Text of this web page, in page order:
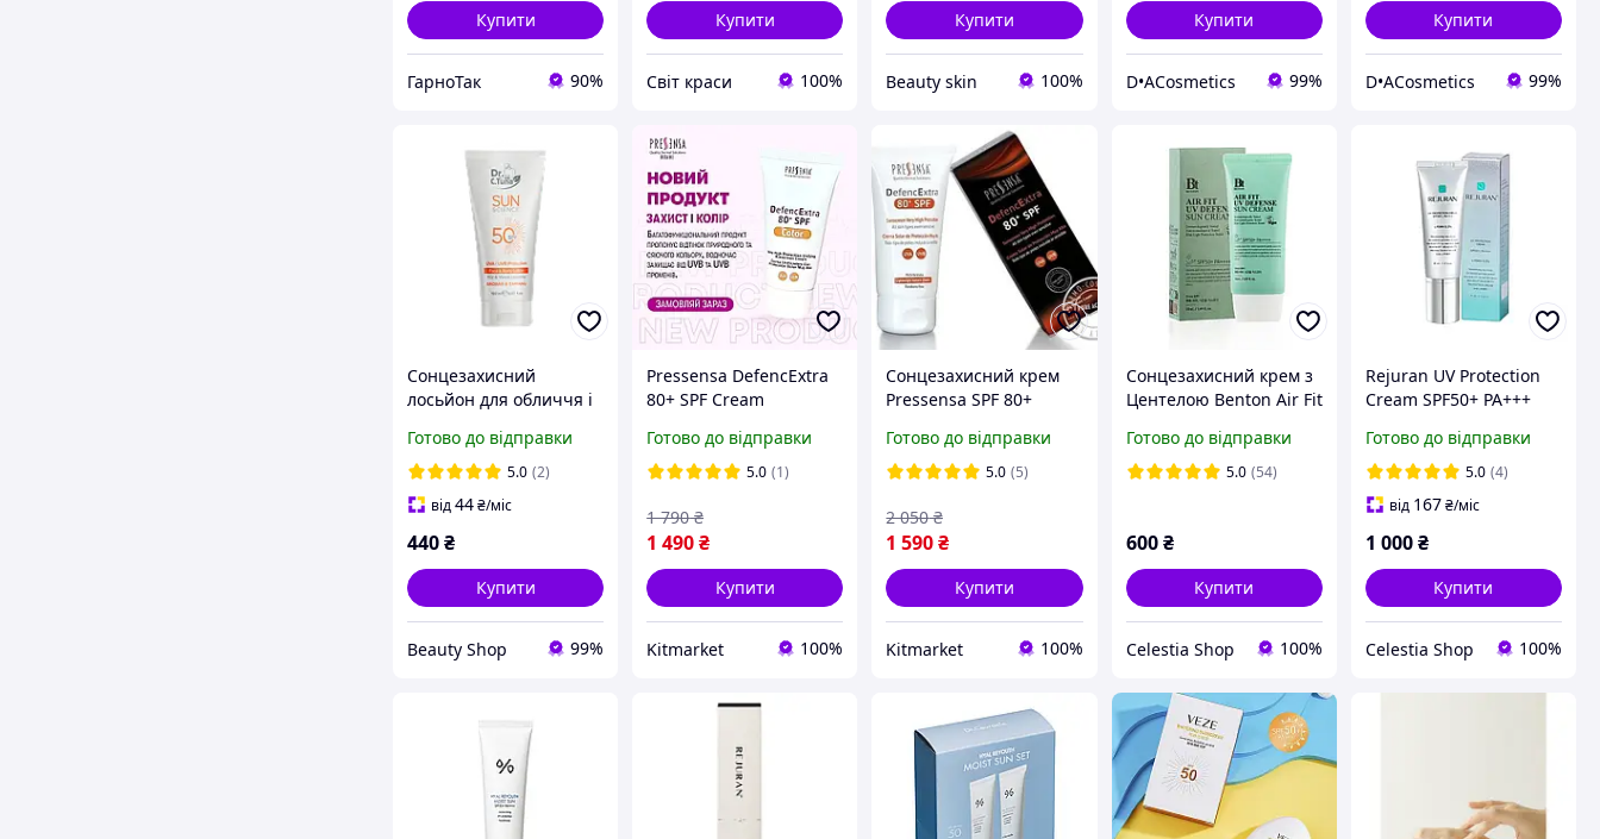
Купити
ГарноТак 90%
Купити
Світ краси 100%
Купити
Beauty skin 100%
Купити
D•ACosmetics 99%
Купити
D•ACosmetics 99%
Сонцезахисний
лосьйон для обличчя і
150 мл Farmasi
Готово до відправки
5.0 (2)
від44₴/міс
440₴
Купити
Beauty Shop 99%
Pressensa DefencExtra
80+ SPF Cream
з високим рівнем
захисту 50 мл
Готово до відправки
5.0 (1)
1 490₴
1 790 ₴
Купити
Kitmarket 100%
Сонцезахисний крем
Pressensa SPF 80+
без білих слідів без
жирного блиску 50мл
Готово до відправки
5.0 (5)
1 590₴
2 050 ₴
Купити
Kitmarket 100%
Сонцезахисний крем з
Центелою Benton Air Fit
SPF50+/PA++++, 50 мл
Готово до відправки
5.0 (54)
600 ₴
Купити
Celestia Shop 100%
Rejuran UV Protection
Cream SPF50+ PA+++
40 мл
Готово до відправки
5.0 (4)
від 167₴/міс
1 000₴
Купити
Celestia Shop 100%